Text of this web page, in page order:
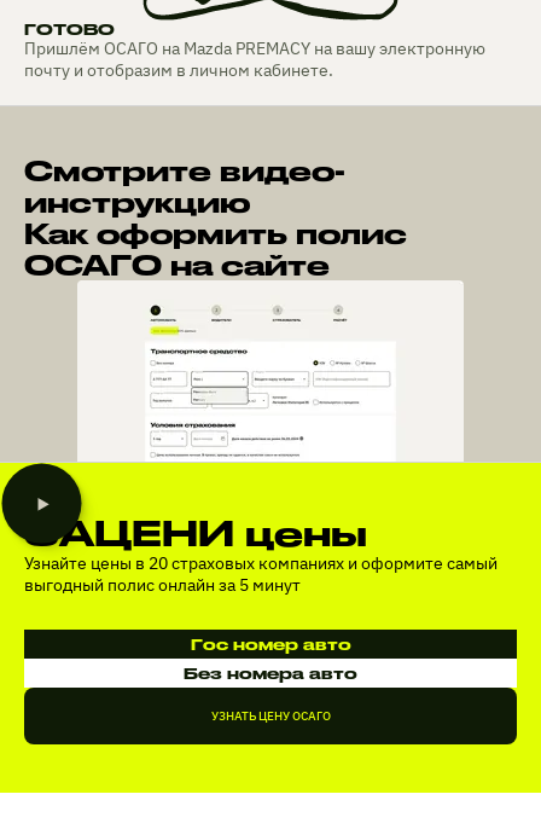
ГОТОВО
Пришлём ОСАГО на Mazda PREMACY на вашу электронную
почту и отобразим в личном кабинете.
Смотрите видео-
инструкцию
Как оформить полис
ОСАГО на сайте
ЗАЦЕНИ цены
Узнайте цены в 20 страховых компаниях и оформите самый
выгодный полис онлайн за 5 минут
Гос номер авто
Без номера авто
УЗНАТЬ ЦЕНУ ОСАГО